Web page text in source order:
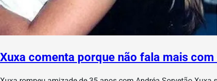
Xuxa comenta porque não fala mais